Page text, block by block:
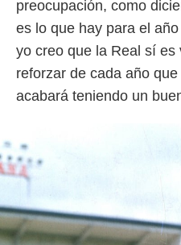
preocupación, como
es lo que hay para el
yo creo que la Real sí es
reforzar de cada año
acabará teniendo un